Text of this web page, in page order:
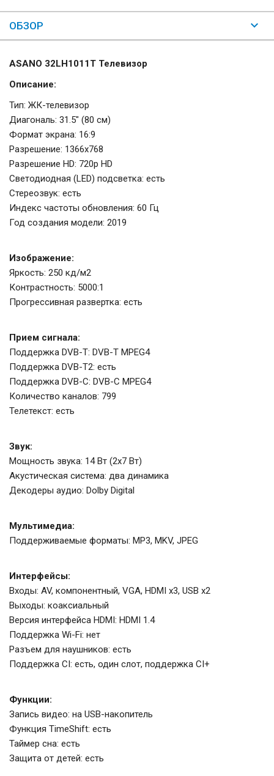
ОБЗОР
ASANO 32LH1011T Телевизор
Описание:
Тип: ЖК-телевизор
Диагональ: 31.5" (80 см)
Формат экрана: 16:9
Разрешение: 1366x768
Разрешение HD: 720p HD
Светодиодная (LED) подсветка: есть
Стереозвук: есть
Индекс частоты обновления: 60 Гц
Год создания модели: 2019
Изображение:
Яркость: 250 кд/м2
Контрастность: 5000:1
Прогрессивная развертка: есть
Прием сигнала:
Поддержка DVB-T: DVB-T MPEG4
Поддержка DVB-T2: есть
Поддержка DVB-C: DVB-C MPEG4
Количество каналов: 799
Телетекст: есть
Звук:
Мощность звука: 14 Вт (2х7 Вт)
Акустическая система: два динамика
Декодеры аудио: Dolby Digital
Мультимедиа:
Поддерживаемые форматы: MP3, MKV, JPEG
Интерфейсы:
Входы: AV, компонентный, VGA, HDMI x3, USB x2
Выходы: коаксиальный
Версия интерфейса HDMI: HDMI 1.4
Поддержка Wi-Fi: нет
Разъем для наушников: есть
Поддержка CI: есть, один слот, поддержка CI+
Функции:
Запись видео: на USB-накопитель
Функция TimeShift: есть
Таймер сна: есть
Защита от детей: есть